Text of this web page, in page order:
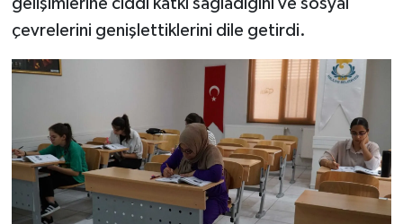
gelişimlerine ciddi katkı sağladığını ve sosyal
çevrelerini genişlettiklerini dile getirdi.